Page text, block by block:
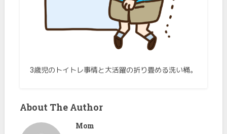
3歳児のトイトレ事情と大活躍の折り畳める洗い桶。
About The Author
Mom